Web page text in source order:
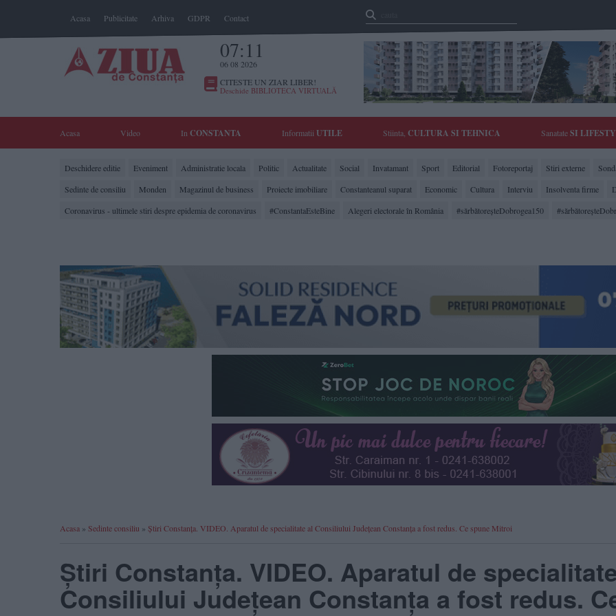
Acasa Publicitate Arhiva GDPR Contact
07:11
06 08 2026
CITESTE UN ZIAR LIBER!
Deschide BIBLIOTECA VIRTUALĂ
Acasa Video In CONSTANTA Informatii UTILE Stiinta, CULTURA SI TEHNICA SanatateSI
Deschidere editie Eveniment Administratie locala Politic Actualitate Social Invatamant Sport Editorial Fotoreportaj Stiri externe
Sedinte de consiliu
Monden Magazinul de business Proiecte imobiliare Constanteanul suparat Economic Cultura Interviu Insolventa firme
Coronavirus - ultimele stiri despre epidemia de coronavirus
#ConstantaEsteBine Alegeri electorale în România #sărbătoreşteDobrogea150
Acasa » Sedinte consiliu » Știri Constanța. VIDEO. Aparatul de specialitate al Consiliului Județean Constanța a fost redus. Ce spune Mitroi
Știri Constanța. VIDEO. Aparatul de
Consiliului Județean Constanța a fost redus.